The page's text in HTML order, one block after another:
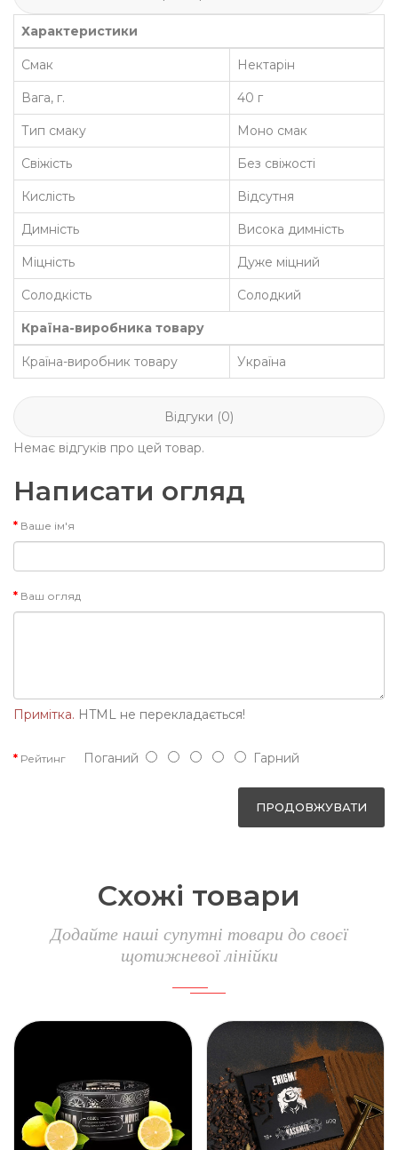
Характеристики
Смак Нектарін
Вага, г. 40 г
Тип смаку Моно смак
Свіжість Без свіжості
Кислість Відсутня
Димність Висока димність
Міцність Дуже міцний
Солодкість Солодкий
Країна-виробника товару
Країна-виробник товару Україна
Відгуки (0)
Немає відгуків про цей товар.
Написати огляд
Ваше ім'я
Ваш огляд
Примітка. HTML не перекладається!
Рейтинг Поганий Гарний
ПРОДОВЖУВАТИ
Схожі товари
Додайте наші супутні товари до своєї
щотижневої лінійки